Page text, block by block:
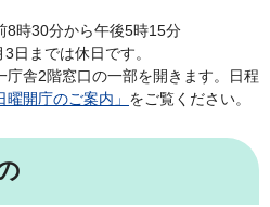
8時30分から午後5時15分
日までは休日です。
舎2階窓口の一部を開きます。日程
曜開庁のご案内」 をご覧ください。